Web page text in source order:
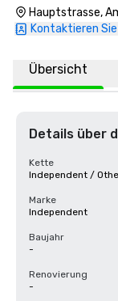
Hauptstrasse,
Kontaktieren
Übersicht
Details über
Kette
Independent /
Marke
Independent
Baujahr
-
Renovierung
-